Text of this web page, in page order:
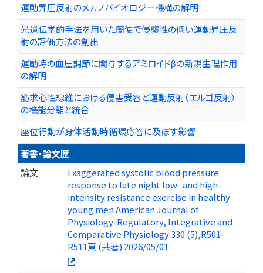
運動昇圧反射のメカノバイオロジー機構の解明
光遺伝学的手法を用いた簡便で侵襲性の低い運動昇圧反
射の評価方法の創出
運動時の血圧調節に関与するアミロイドβの新規生理作用
の解明
筋求心性線維における侵害受容と運動反射（エルゴ反射）
の機能分離と統合
座位行動が身体活動時循環応答に及ぼす影響
著書・論文歴
論文
Exaggerated systolic blood pressure
response to late night low- and high-
intensity resistance exercise in healthy
young men American Journal of
Physiology-Regulatory, Integrative and
Comparative Physiology 330 (5),R501-
R511頁 (共著) 2026/05/01